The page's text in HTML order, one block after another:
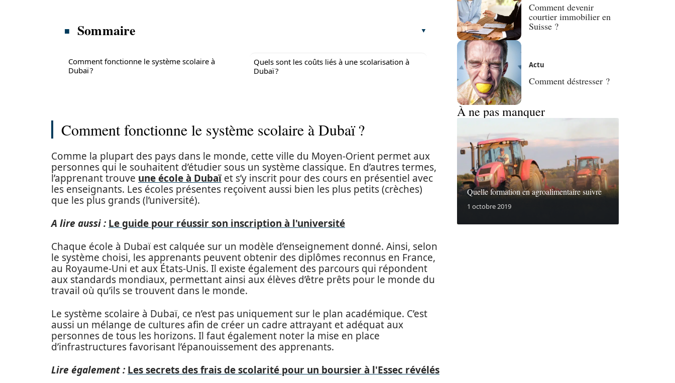
Sommaire
Comment fonctionne le système scolaire à
Dubaï ?
Quels sont les coûts liés à une scolarisation à
Dubaï ?
Comment fonctionne le système scolaire à Dubaï ?
Comme la plupart des pays dans le monde, cette ville du Moyen-Orient permet aux
personnes qui le souhaitent d’étudier sous un système classique. En d’autres termes,
l’apprenant trouve une école à Dubaï et s’y inscrit pour des cours en présentiel avec
les enseignants. Les écoles présentes reçoivent aussi bien les plus petits (crèches)
que les plus grands (l’université).
A lire aussi : Le guide pour réussir son inscription à l'université
Chaque école à Dubaï est calquée sur un modèle d’enseignement donné. Ainsi, selon
le système choisi, les apprenants peuvent obtenir des diplômes reconnus en France,
au Royaume-Uni et aux États-Unis. Il existe également des parcours qui répondent
aux standards mondiaux, permettant ainsi aux élèves d’être prêts pour le monde du
travail où qu’ils se trouvent dans le monde.
Le système scolaire à Dubaï, ce n’est pas uniquement sur le plan académique. C’est
aussi un mélange de cultures afin de créer un cadre attrayant et adéquat aux
personnes de tous les horizons. Il faut également noter la mise en place
d’infrastructures favorisant l’épanouissement des apprenants.
Lire également : Les secrets des frais de scolarité pour un boursier à l'Essec révélés
Comment devenir
courtier immobilier en
Suisse ?
Actu
Comment déstresser ?
À ne pas manquer
Quelle formation en agroalimentaire suivre
1 octobre 2019